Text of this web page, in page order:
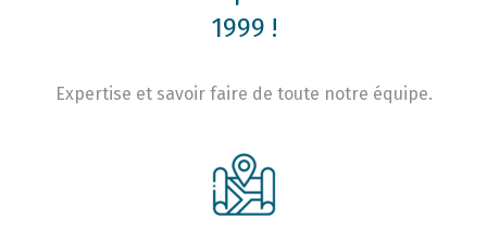
1999 !
Expertise et savoir faire de toute notre équipe.